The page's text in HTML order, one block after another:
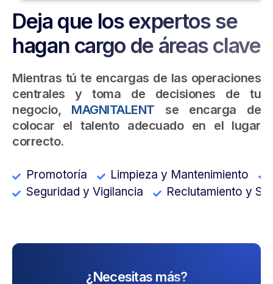
Deja que los expertos se
hagan cargo de áreas clave
Mientras tú te encargas de las operaciones
centrales y toma de decisiones de tu
negocio,
MAGNITALENT
se encarga de
colocar el talento adecuado en el lugar
correcto.
Promotoría Limpieza y Mantenimiento
Seguridad y Vigilancia
Reclutamiento y
¿Necesitas más?